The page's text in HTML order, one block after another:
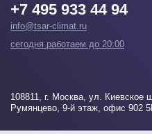
+7 495 933 44 94
info@tsar-climat.ru
сегодня работаем до 20:00
108811, г. Москва, ул. Киевское
Румянцево, 9-й этаж, офис 902